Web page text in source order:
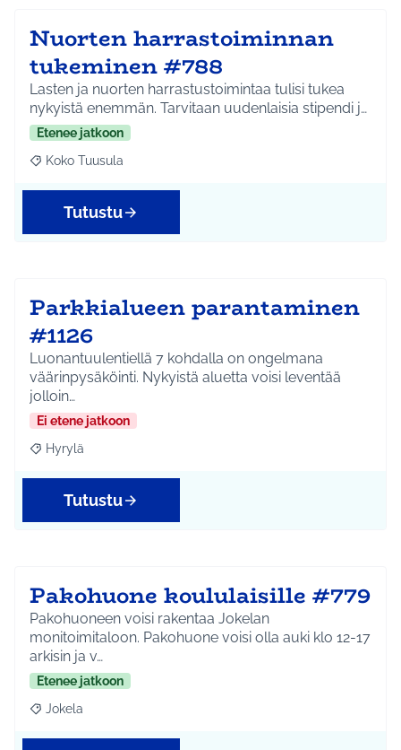
Nuorten harrastoiminnan
tukeminen #788
Lasten ja nuorten harrastustoimintaa tulisi tukea
nykyistä enemmän. Tarvitaan uudenlaisia stipendi j…
Etenee jatkoon
Rajaa tulokset aihepiirin mukaan: Koko Tuusula
Koko Tuusula
Tutustu
Parkkialueen parantaminen
#1126
Luonantuulentiellä 7 kohdalla on ongelmana
väärinpysäköinti. Nykyistä aluetta voisi leventää
jolloin…
Ei etene jatkoon
Rajaa tulokset aihepiirin mukaan: Hyrylä
Hyrylä
Tutustu
Pakohuone koululaisille #779
Pakohuoneen voisi rakentaa Jokelan
monitoimitaloon. Pakohuone voisi olla auki klo 12-17
arkisin ja v…
Etenee jatkoon
Rajaa tulokset aihepiirin mukaan: Jokela
Jokela